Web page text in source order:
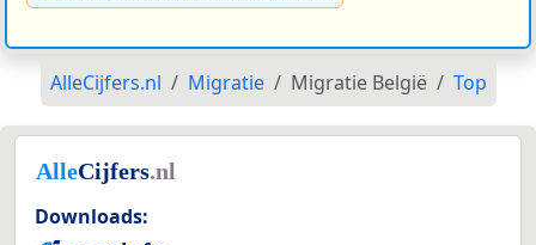
AlleCijfers.nl Migratie Migratie België Top
Downloads: